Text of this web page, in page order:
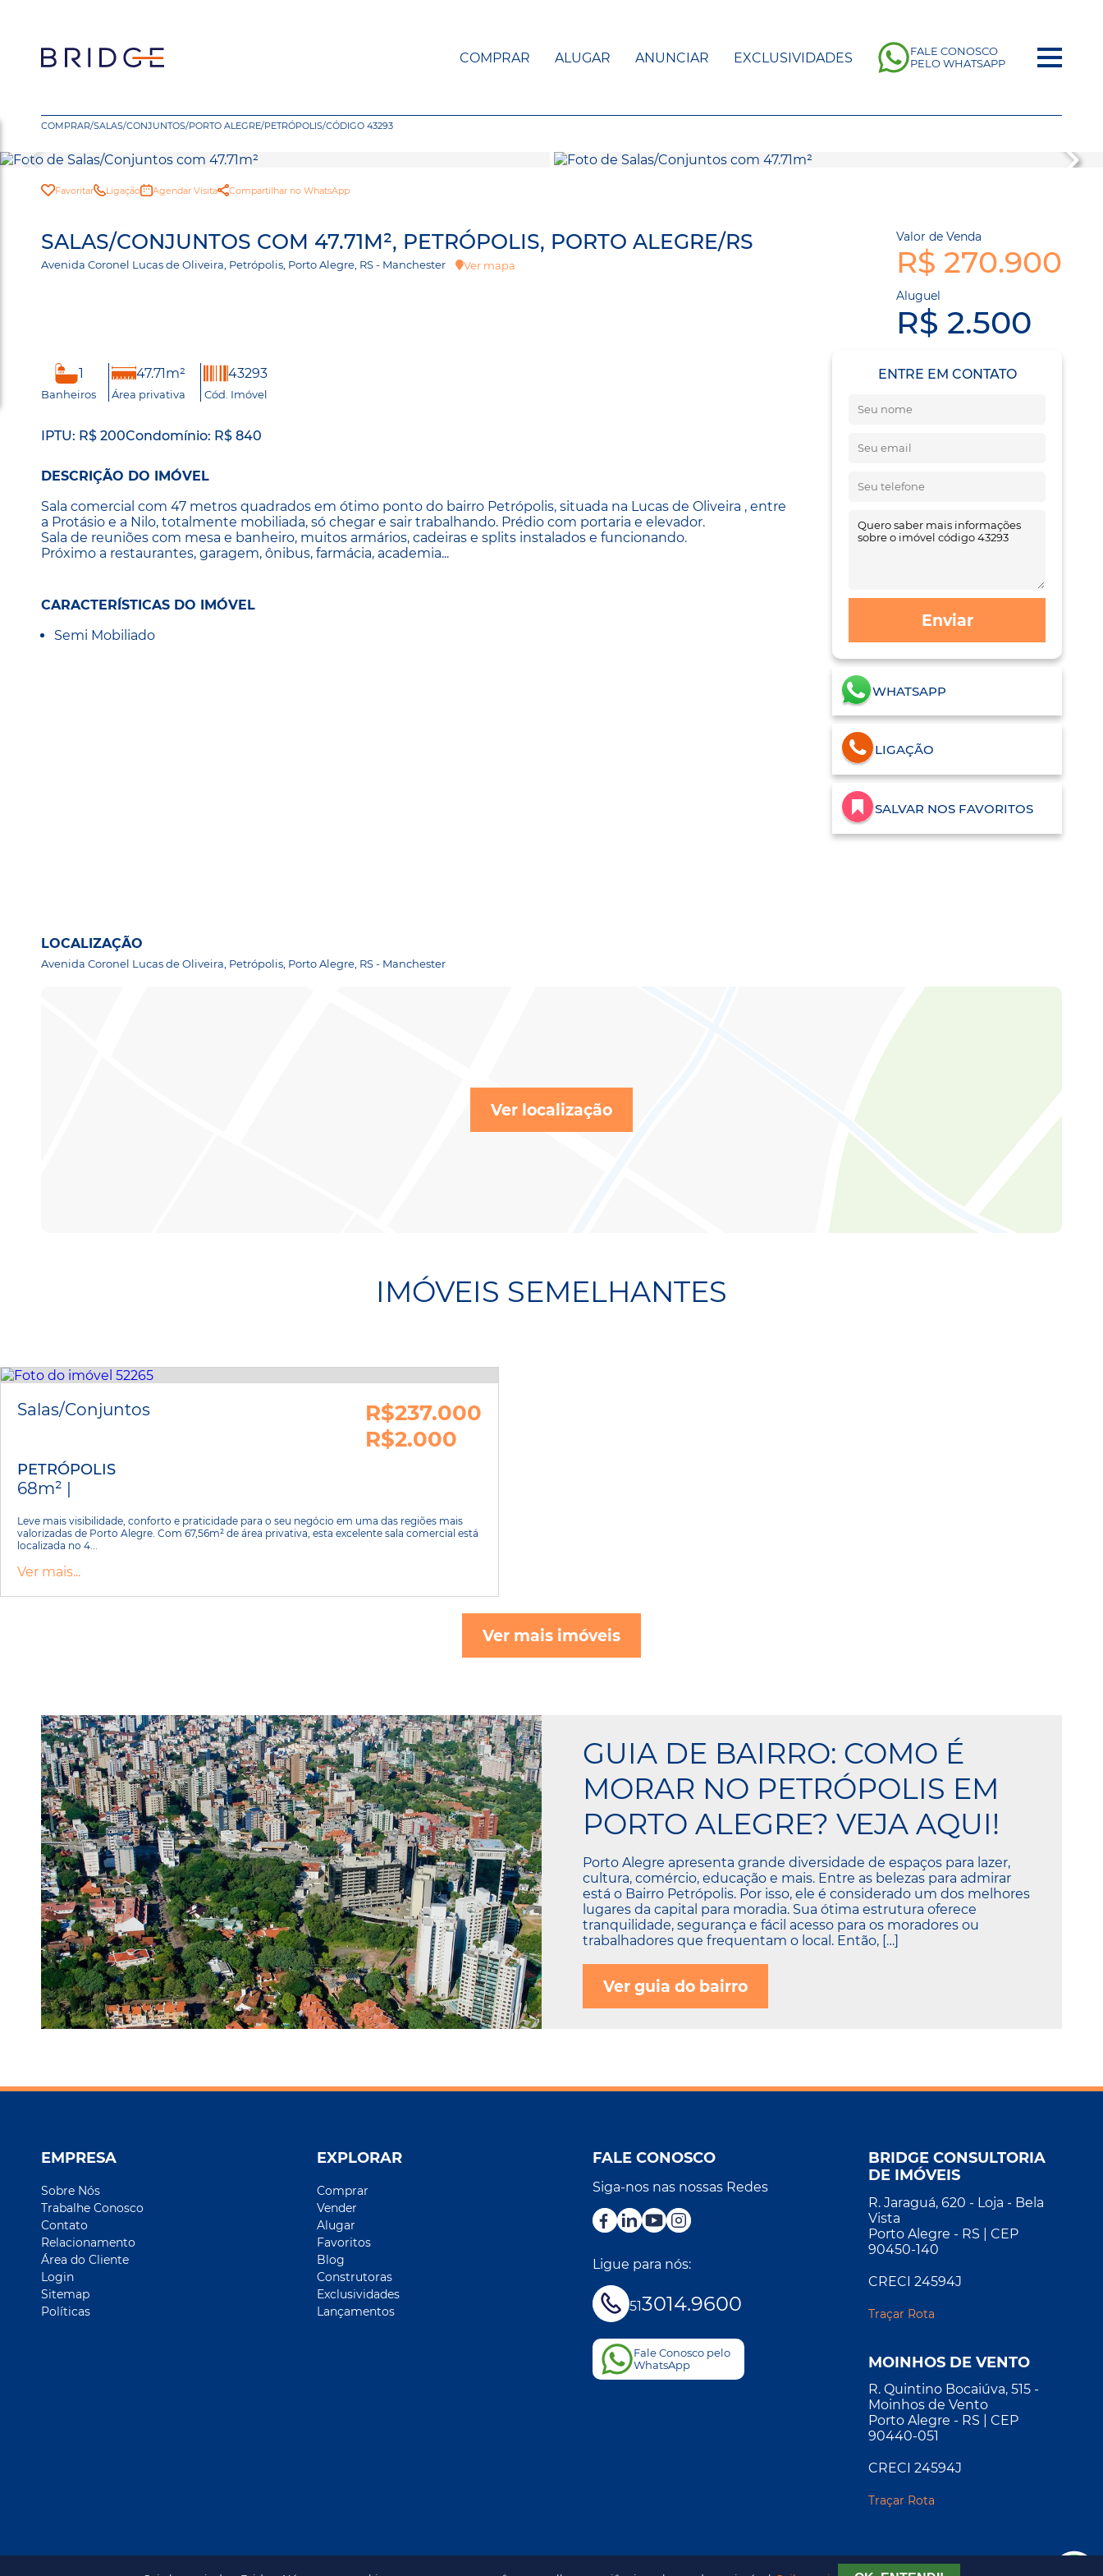
COMPRAR ALUGAR ANUNCIAR EXCLUSIVIDADES
FALE CONOSCO
PELO WHATSAPP
COMPRAR/SALAS/CONJUNTOS/PORTO ALEGRE/PETRÓPOLIS/CÓDIGO 43293
Favoritar Ligação Agendar Visita Compartilhar no WhatsApp
SALAS/CONJUNTOS COM 47.71M², PETRÓPOLIS, PORTO ALEGRE/RS
Avenida Coronel Lucas de Oliveira, Petrópolis, Porto Alegre, RS - Manchester Ver mapa
Valor de Venda
R$ 270.900
Aluguel
R$ 2.500
1
Banheiros
47.71m²
Área privativa
43293
Cód. Imóvel
IPTU: R$ 200Condomínio: R$ 840
DESCRIÇÃO DO IMÓVEL
Sala comercial com 47 metros quadrados em ótimo ponto do bairro Petrópolis, situada na Lucas de Oliveira , entre
a Protásio e a Nilo, totalmente mobiliada, só chegar e sair trabalhando. Prédio com portaria e elevador.
Sala de reuniões com mesa e banheiro, muitos armários, cadeiras e splits instalados e funcionando.
Próximo a restaurantes, garagem, ônibus, farmácia, academia...
CARACTERÍSTICAS DO IMÓVEL
Semi Mobiliado
ENTRE EM CONTATO
Enviar
WHATSAPP
LIGAÇÃO
SALVAR NOS FAVORITOS
LOCALIZAÇÃO
Avenida Coronel Lucas de Oliveira, Petrópolis, Porto Alegre, RS - Manchester
Ver localização
IMÓVEIS SEMELHANTES
Salas/Conjuntos
R$237.000
R$2.000
PETRÓPOLIS
68m² |
Leve mais visibilidade, conforto e praticidade para o seu negócio em uma das regiões mais
valorizadas de Porto Alegre. Com 67,56m² de área privativa, esta excelente sala comercial está
localizada no 4...
Ver mais...
Ver mais imóveis
GUIA DE BAIRRO: COMO É
MORAR NO PETRÓPOLIS EM
PORTO ALEGRE? VEJA AQUI!
Porto Alegre apresenta grande diversidade de espaços para lazer,
cultura, comércio, educação e mais. Entre as belezas para admirar
está o Bairro Petrópolis. Por isso, ele é considerado um dos melhores
lugares da capital para moradia. Sua ótima estrutura oferece
tranquilidade, segurança e fácil acesso para os moradores ou
trabalhadores que frequentam o local. Então, […]
Ver guia do bairro
EMPRESA
Sobre Nós
Trabalhe Conosco
Contato
Relacionamento
Área do Cliente
Login
Sitemap
Políticas
EXPLORAR
Comprar
Vender
Alugar
Favoritos
Blog
Construtoras
Exclusividades
Lançamentos
FALE CONOSCO
Siga-nos nas nossas Redes
Ligue para nós:
513014.9600
Fale Conosco pelo
WhatsApp
BRIDGE CONSULTORIA
DE IMÓVEIS
R. Jaraguá, 620 - Loja - Bela
Vista
Porto Alegre - RS | CEP
90450-140
CRECI 24594J
Traçar Rota
MOINHOS DE VENTO
R. Quintino Bocaiúva, 515 -
Moinhos de Vento
Porto Alegre - RS | CEP
90440-051
CRECI 24594J
Traçar Rota